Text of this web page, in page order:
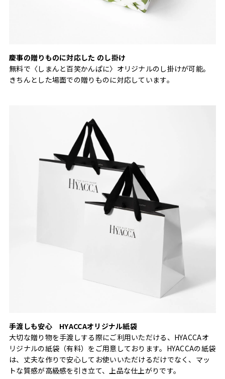
慶事の贈りものに対応した のし掛け
無料で〈しまんと百笑かんぱに〉オリジナルのし掛けが可能。
きちんとした場面での贈りものに対応しています。
手渡しも安心 HYACCAオリジナル紙袋
大切な贈り物を手渡しする際にご利用いただける、HYACCAオ
リジナルの紙袋（有料）をご用意しております。HYACCAの紙袋
は、丈夫な作りで安心してお使いいただけるだけでなく、マッ
トな質感が高級感を引き立て、上品な仕上がりです。